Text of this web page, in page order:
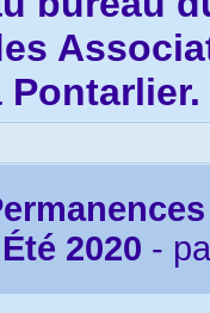
Pontarlier.
2020 -